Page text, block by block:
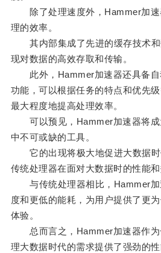
除了处理速度外，Hammer加速
理的效率。
其内部集成了先进的缓存技术和
现对数据的高效存取和传输。
此外，Hammer加速器还具备自
功能，可以根据任务的特点和优先
最大程度地提高处理效率。
可以预见，Hammer加速器将成
中不可或缺的工具。
它的出现将极大地促进大数据时
传统处理器在面对大数据时的性能和
与传统处理器相比，Hammer加
度和更低的能耗，为用户提供了更
体验。
总而言之，Hammer加速器作为
理大数据时代的需求提供了强劲的性